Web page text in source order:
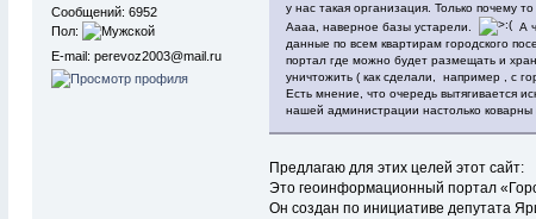
Сообщений: 6952
Пол:
E-mail: perevoz2003@mail.ru
у нас такая организация. Только почему
Аааа, наверное базы устарели.
А
данные по всем квартирам городского
портал где можно будет размещать и
уничтожить ( как сделали, например , с
Есть мнение, что очередь вытягивается
нашей администрации настолько коварны
Предлагаю для этих целей этот сайт:
Это геоинформационный портал
Он создан по инициативе депутата